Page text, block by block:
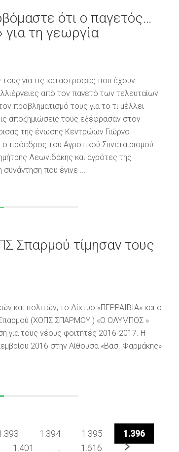
ότι ο παγετός…
για τη γεωργία
τους για τις καταστροφές που έχουν
από τον παγετό των τελευταίων
προβληματισμό τους για το τι μέλλει
αποζημιώσεις τους εξέφρασαν στον
της ένωσης Κεντρώων Γιώργο
ο πρόεδρος του Αγροτικού Συνεταιρισμού
Λεωνιδάκης και αγρότες της
συνάντηση που έγινε ...
Σπαρμού τίμησαν τους
και πολιτών, το Δίκτυο «ΠΕΡΡΑΙΒΙΑ» και ο
Σπαρμού (ΧΟΠΣ ΣΠΑΡΜΟΥ ) «Ο ΟΛΥΜΠΟΣ »
για τους νέους φοιτητές 2016-2017. Η
2016 στην Αίθουσα «Βασ. Φαρμάκης»
1.394 1.395
1.396
1.401 1.616 Επόμενο